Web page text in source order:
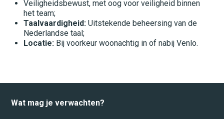
Veiligheidsbewust, met oog voor veiligheid binnen
het team;
Taalvaardigheid: Uitstekende beheersing van de
Nederlandse taal;
Locatie: Bij voorkeur woonachtig in of nabij Venlo.
Wat mag je verwachten?
Spuiterij/stralerij
Stages
Systeembeheer
Teelt